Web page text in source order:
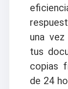
una
tus
copias
de 24